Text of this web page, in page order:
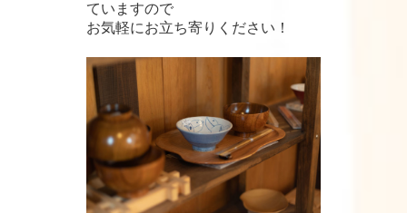
ていますので
お気軽にお立ち寄りください！